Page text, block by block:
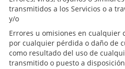
transmitidos a los Servicios o a
y/o
Errores u omisiones en cualquier
por cualquier pérdida o daño de
como resultado del uso de
transmitido o puesto a